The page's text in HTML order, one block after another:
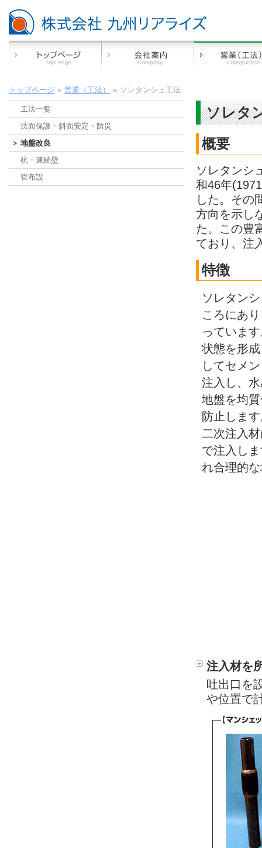
トップページ » 営業（工法） » ソレタンシュ工法
ソレタ
概要
ソレタンシ
和46年
した。その
方向を示し
た。この豊
ており、注
特徴
ソレタン
ころにあ
っていま
状態を形
してセメ
注入し、
地盤を均
防止しま
二次注入
で注入し
れ合理的
注入材を
吐出口を
や位置で
工法一覧
法面保護・斜面安定・防災
地盤改良
杭・連続壁
管布設